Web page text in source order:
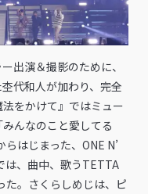
出演＆撮影のために、
代和人が加わり、完全
をかけて』ではミュー
んなのこと愛してる
はじまった、ONE N’
は、曲中、歌うTETTA
た。さくらしめじは、ピ